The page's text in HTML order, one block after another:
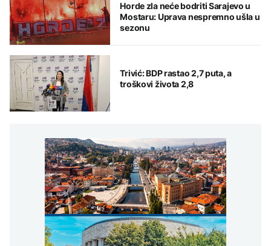
Horde zla neće bodriti Sarajevo u
Mostaru: Uprava nespremno ušla u
sezonu
Trivić: BDP rastao 2,7 puta, a
troškovi života 2,8